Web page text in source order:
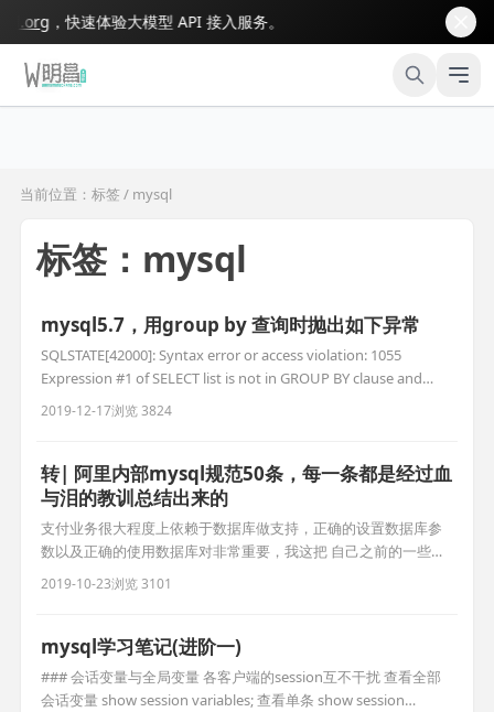
，快速体验大模型 API 接入服务。
当前位置：标签 / mysql
标签：mysql
mysql5.7，用group by 查询时抛出如下异常
SQLSTATE[42000]: Syntax error or access violation: 1055
Expression #1 of SELECT list is not in GROUP BY clause and
contains nonaggregated column 'kanxf.o.down_uid' which is
2019-12-17浏览 3824
转| 阿里内部mysql规范50条，每一条都是经过血
与泪的教训总结出来的
支付业务很大程度上依赖于数据库做支持，正确的设置数据库参
数以及正确的使用数据库对非常重要，我这把 自己之前的一些心
得贴出来，抛砖引玉，大家可以把自己的一些心得分享出来供大
家参考学习。 一.数据库配置 1.
的设置之一，可选的参数值有0,1,2, 支付需要设置成1. 2.
2019-10-23浏览 3101
mysql学习笔记(进阶一)
### 会话变量与全局变量 各客户端的session互不干扰 查看全部
会话变量 show session variables; 查看单条 show session